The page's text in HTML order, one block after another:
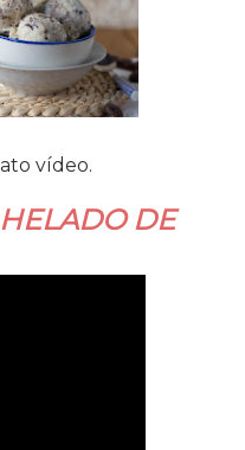
vídeo.
DE